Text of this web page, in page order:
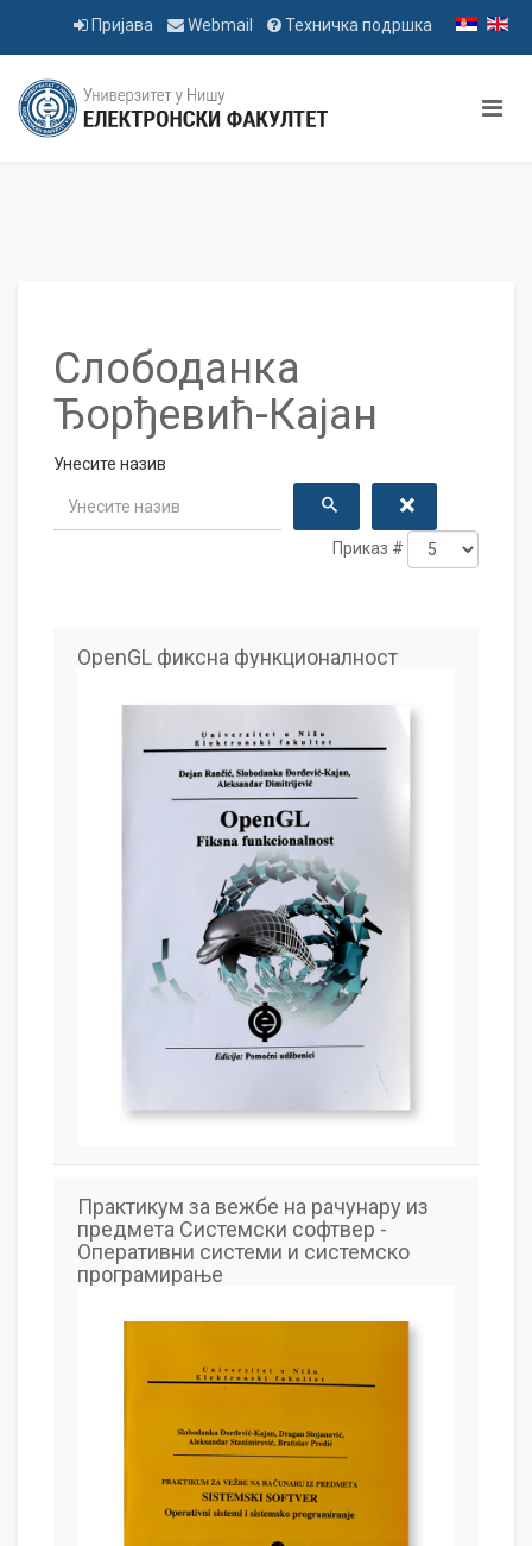
Пријава Webmail Техничка подршка
Слободанка
Ђорђевић-Кајан
Унесите назив
Приказ #
OpenGL фиксна функционалност
Практикум за вежбе на рачунару из
предмета Системски софтвер -
Оперативни системи и системско
програмирање